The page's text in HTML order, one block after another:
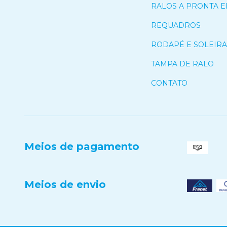
RALOS A PRONTA
REQUADROS
RODAPÉ E SOLEIRA
TAMPA DE RALO
CONTATO
Meios de pagamento
Meios de envio